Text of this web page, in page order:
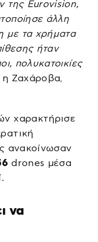
της Eurovision,
άλλη
με τα χρήματα
ήταν
πολυκατοικίες
Ζαχάροβα,
χαρακτήρισε
ανακοίνωσαν
drones μέσα
να